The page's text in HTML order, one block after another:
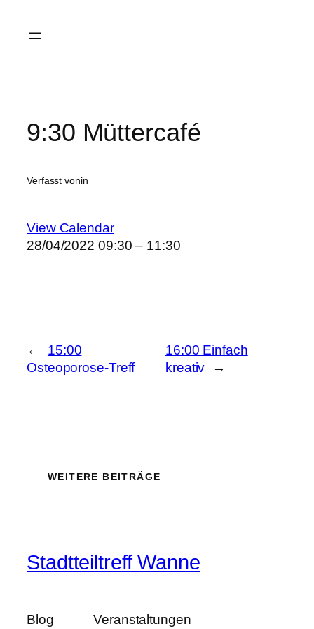
Inhalt
9:30 Müttercafé
Verfasst vonin
View Calendar
28/04/2022 09:30 – 11:30
←
15:00
Osteoporose-Treff
16:00 Einfach
kreativ
→
WEITERE BEITRÄGE
Stadtteiltreff Wanne
Blog Veranstaltungen